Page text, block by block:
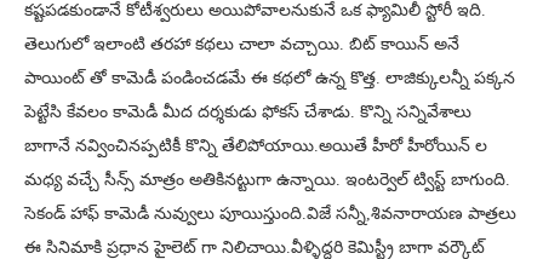
కష్టపడకుండానే కోటీశ్వరులు అయిపోవాలనుకునే ఒక ఫ్యామిలీ స్టోరీ ఇది.
తెలుగులో ఇలాంటి తరహా కథలు చాలా వచ్చాయి. బిట్ కాయిన్ అనే
పాయింట్ తో కామెడీ పండించడమే ఈ కథలో ఉన్న కొత్త. లాజిక్కులన్నీ పక్కన
పెట్టేసి కేవలం కామెడీ మీద దర్శకుడు ఫోకస్ చేశాడు. కొన్ని సన్నివేశాలు
బాగానే నవ్వించినప్పటికీ కొన్ని తేలిపోయాయి.అయితే హీరో హీరోయిన్ ల
మధ్య వచ్చే సీన్స్ మాత్రం అతికినట్టుగా ఉన్నాయి. ఇంటర్వెల్ ట్విస్ట్ బాగుంది.
సెకండ్ హాఫ్ కామెడీ నువ్వులు పూయిస్తుంది.విజే సన్నీ,శివనారాయణ పాత్రలు
ఈ సినిమాకి ప్రధాన హైలెట్ గా నిలిచాయి.వీళ్ళిద్దరి కెమిస్ట్రీ బాగా వర్కౌట్